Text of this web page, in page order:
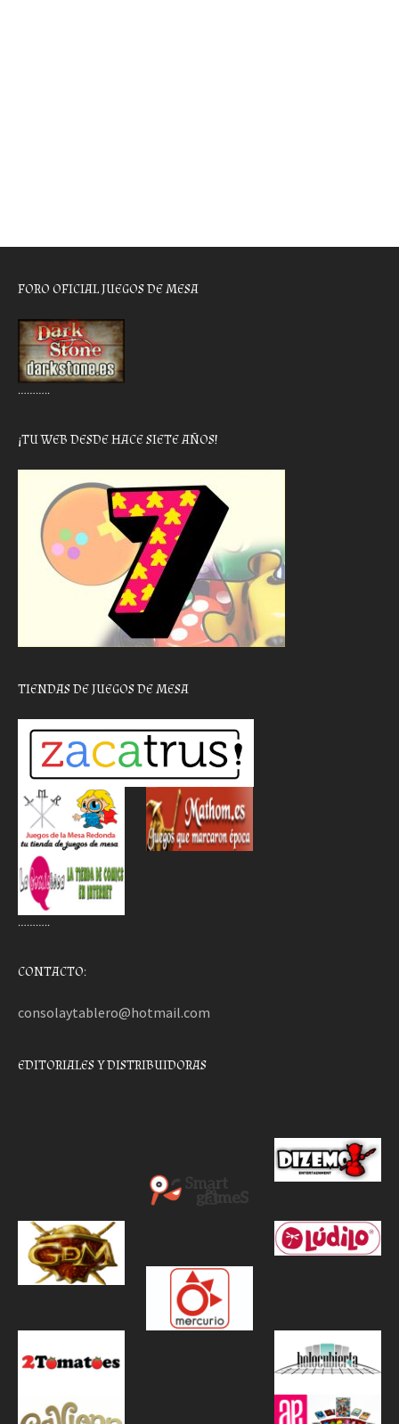
FORO OFICIAL JUEGOS DE MESA
………..
¡TU WEB DESDE HACE SIETE AÑOS!
TIENDAS DE JUEGOS DE MESA
………..
CONTACTO:
consolaytablero@hotmail.com
EDITORIALES Y DISTRIBUIDORAS